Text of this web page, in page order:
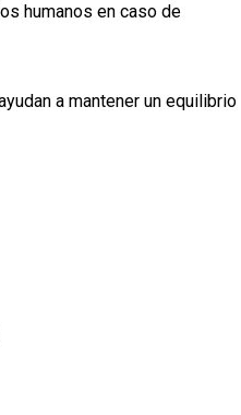
humanos en caso de
a mantener un equilibrio